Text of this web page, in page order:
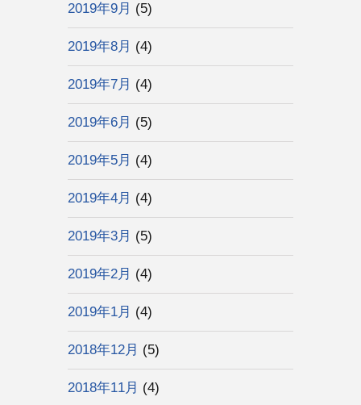
2019年9月 (5)
2019年8月 (4)
2019年7月 (4)
2019年6月 (5)
2019年5月 (4)
2019年4月 (4)
2019年3月 (5)
2019年2月 (4)
2019年1月 (4)
2018年12月 (5)
2018年11月 (4)